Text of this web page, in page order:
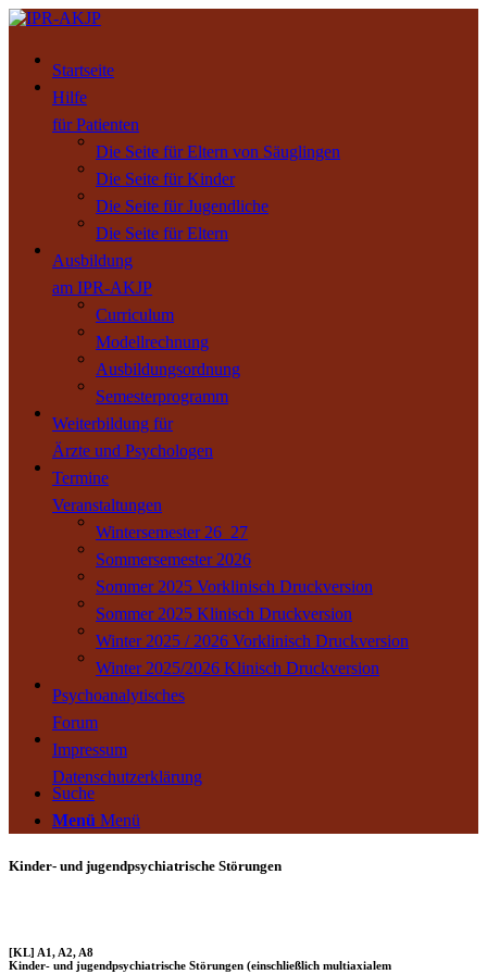
Startseite
Hilfe
für Patienten
Die Seite für Eltern von Säuglingen
Die Seite für Kinder
Die Seite für Jugendliche
Die Seite für Eltern
Ausbildung
am IPR-AKJP
Curriculum
Modellrechnung
Ausbildungsordnung
Semesterprogramm
Weiterbildung für
Ärzte und Psychologen
Termine
Veranstaltungen
Wintersemester 26_27
Sommersemester 2026
Sommer 2025 Vorklinisch Druckversion
Sommer 2025 Klinisch Druckversion
Winter 2025 / 2026 Vorklinisch Druckversion
Winter 2025/2026 Klinisch Druckversion
Psychoanalytisches
Forum
Impressum
Datenschutzerklärung
Suche
Menü Menü
Kinder- und jugendpsychiatrische Störungen
[KL] A1, A2, A8
Kinder- und jugendpsychiatrische Störungen (einschließlich multiaxialem